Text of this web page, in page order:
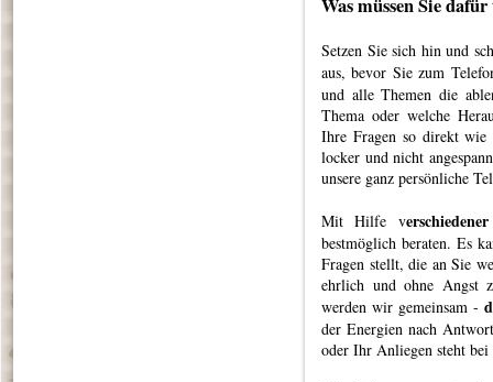
Was müssen Sie
Setzen Sie sich hin und
aus, bevor Sie zum
und alle Themen die
Thema oder welche
Ihre Fragen so direkt wie
locker und nicht
unsere ganz persönliche
Mit Hilfe v
bestmöglich beraten. Es
Fragen stellt, die an Sie
ehrlich und ohne Angst
werden wir gemeinsam -
der Energien nach
oder Ihr Anliegen steht bei